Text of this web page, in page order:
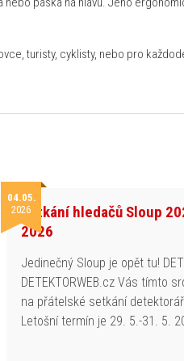
turisty, cyklisty, nebo pro
04.05.
2026Setkání hledačů Sloup
2026
Jedinečný Sloup je opět tu!
DETEKTORWEB.cz Vás tímto
na přátelské setkání
Letošní termín je 29. 5.-31. 5.